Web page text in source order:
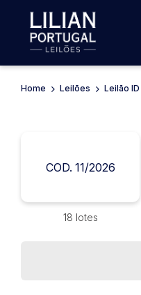
Busca por palavra-
Home Leilões Leilão ID
COD. 11/2026
18 lotes